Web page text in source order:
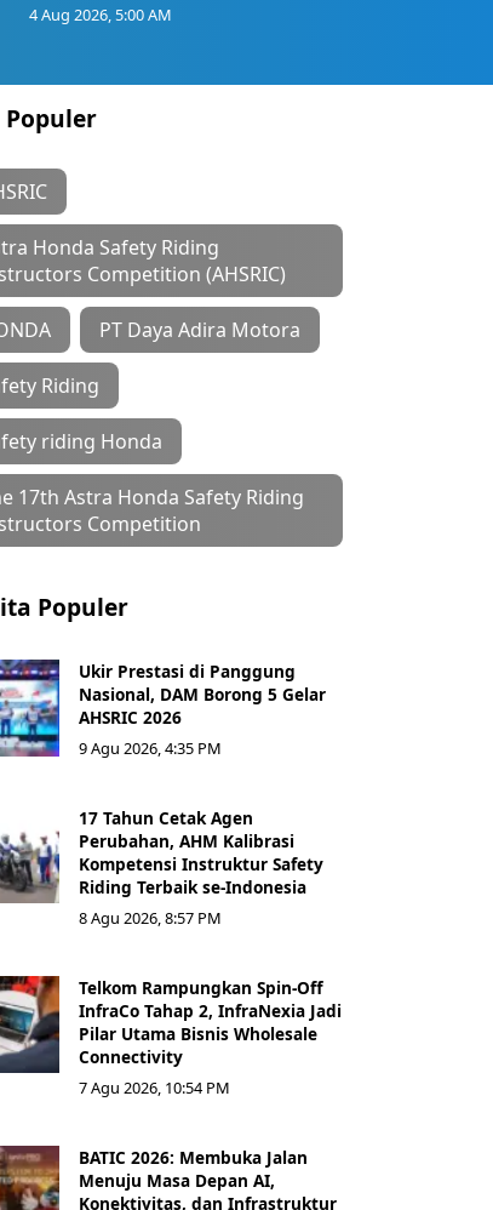
4 Aug 2026, 5:00 AM
Populer
Honda Safety Riding
Competition (AHSRIC)
PT Daya Adira Motora
Riding
riding Honda
17th Astra Honda Safety Riding
Competition
Populer
Ukir Prestasi di Panggung
Nasional, DAM Borong 5 Gelar
AHSRIC 2026
9 Agu 2026, 4:35 PM
17 Tahun Cetak Agen
Perubahan, AHM Kalibrasi
Kompetensi Instruktur Safety
Riding Terbaik se-Indonesia
8 Agu 2026, 8:57 PM
Telkom Rampungkan Spin-Off
InfraCo Tahap 2, InfraNexia Jadi
Pilar Utama Bisnis Wholesale
Connectivity
7 Agu 2026, 10:54 PM
BATIC 2026: Membuka Jalan
Menuju Masa Depan AI,
Konektivitas, dan Infrastruktur